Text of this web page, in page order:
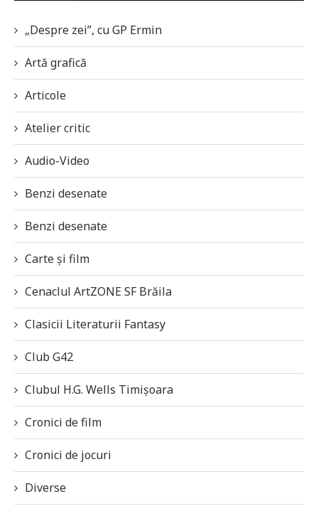
„Despre zei”, cu GP Ermin
Artă grafică
Articole
Atelier critic
Audio-Video
Benzi desenate
Benzi desenate
Carte și film
Cenaclul ArtZONE SF Brăila
Clasicii Literaturii Fantasy
Club G42
Clubul H.G. Wells Timișoara
Cronici de film
Cronici de jocuri
Diverse